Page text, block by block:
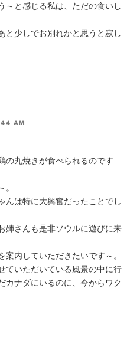
～と感じる私は、ただの食いし
と少しでお別れかと思うと寂し
AM
の丸焼きが食べられるのです
んは特に大興奮だったことでし
姉さんも是非ソウルに遊びに来
案内していただきたいです～。
ていただいている風景の中に行
カナダにいるのに、今からワク